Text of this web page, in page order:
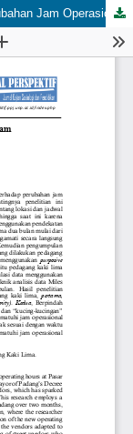
Adaptasi Pedagang Kaki Lima Terhadap Perubahan Jam Operasional Berdagang di Pasar Raya Padang